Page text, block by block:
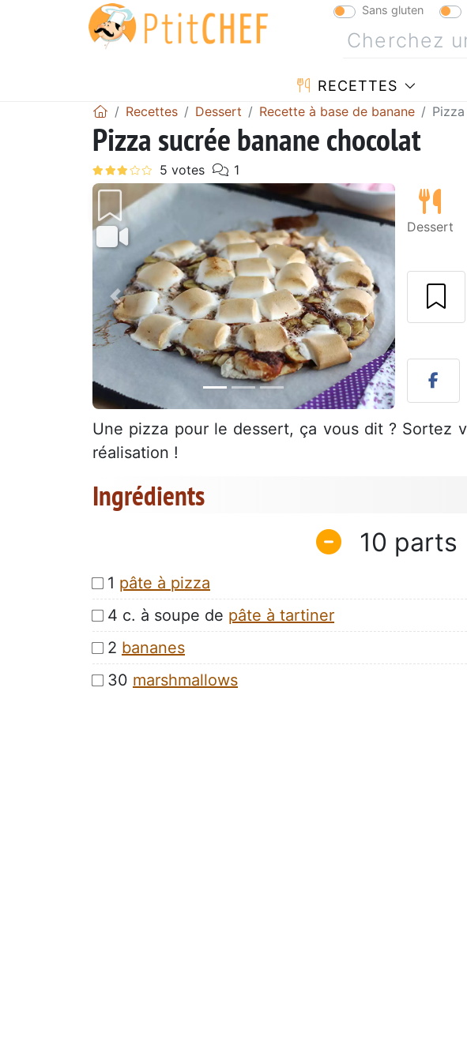
Sans gluten
RECETTES
Recettes Dessert Recette à base de banane
Pizza sucrée banane chocolat
Précédent Suivant
Dessert
Une pizza pour le dessert, ça vous dit ? Sortez
réalisation !
Ingrédients
10
1 pâte à pizza
4 c. à soupe de pâte à tartiner
2 bananes
30 marshmallows